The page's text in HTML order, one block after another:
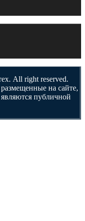
All right reserved.
на сайте,
публичной